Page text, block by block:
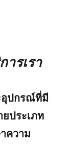
ารเรา
อุปกรณ์ที่มี
ประเภท
ความ